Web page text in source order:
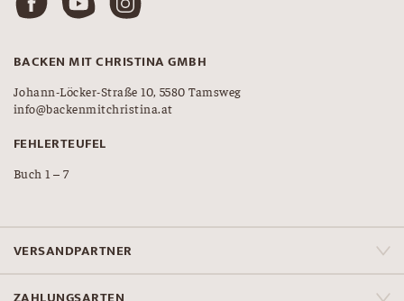
BACKEN MIT CHRISTINA GMBH
Johann-Löcker-Straße 10, 5580 Tamsweg
info@backenmitchristina.at
FEHLERTEUFEL
Buch 1 – 7
VERSANDPARTNER